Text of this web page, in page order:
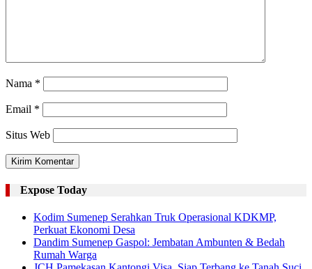
Nama *
Email *
Situs Web
Expose Today
Kodim Sumenep Serahkan Truk Operasional KDKMP,
Perkuat Ekonomi Desa
Dandim Sumenep Gaspol: Jembatan Ambunten & Bedah
Rumah Warga